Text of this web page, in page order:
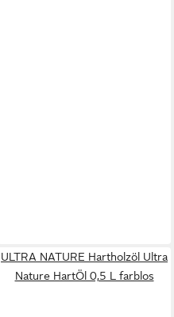
ULTRA NATURE Hartholzöl Ultra
Nature HartÖl 0,5 L farblos